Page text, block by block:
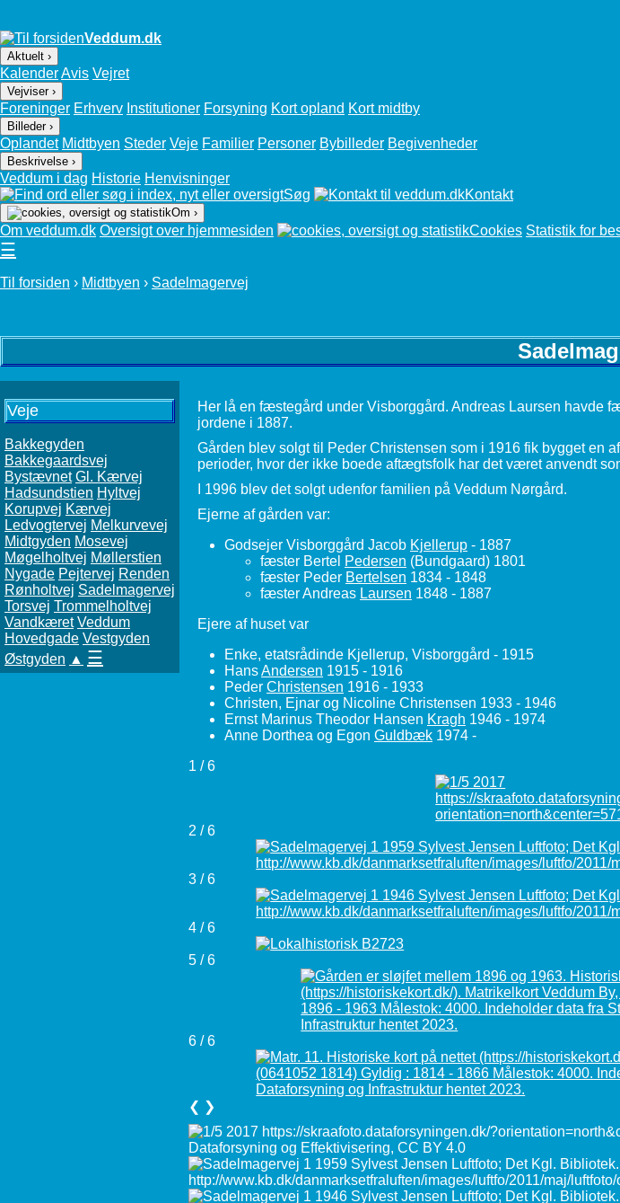
Veddum.dk
Aktuelt ›
KalenderAvis Vejret
Vejviser ›
Foreninger Erhverv Institutioner Forsyning Kort opland Kort midtby
Billeder ›
Oplandet Midtbyen Steder Veje Familier Personer Bybilleder Begivenheder
Beskrivelse ›
Veddum i dag Historie Henvisninger
Søg
Kontakt
Om ›
Om veddum.dk Oversigt over hjemmesiden Cookies Statistik for
☰
Til forsiden › Midtbyen › Sadelmagervej
Veje
Bakkegyden
Bakkegaardsvej
Bystævnet Gl. Kærvej
Hadsundstien Hyltvej
Korupvej Kærvej
Ledvogtervej Melkurvevej
Midtgyden Mosevej
Møgelholtvej Møllerstien
Nygade Pejtervej Renden
Rønholtvej Sadelmagervej
Torsvej Trommelholtvej
Vandkæret Veddum
Hovedgade Vestgyden
Østgyden ▲ ☰
Her lå en fæstegård under Visborggård. Andreas Laursen havde
jordene i 1887.
Gården blev solgt til Peder Christensen som i 1916 fik bygget en
perioder, hvor der ikke boede aftægtsfolk har det været anvendt
I 1996 blev det solgt udenfor familien på Veddum Nørgård.
Ejerne af gården var:
Godsejer Visborggård Jacob Kjellerup - 1887
fæster Bertel Pedersen (Bundgaard) 1801
fæster Peder Bertelsen 1834 - 1848
fæster Andreas Laursen 1848 - 1887
Ejere af huset var
Enke, etatsrådinde Kjellerup, Visborggård - 1915
HansAndersen 1915 - 1916
Peder Christensen 1916 - 1933
Christen, Ejnar og Nicoline Christensen 1933 - 1946
Ernst Marinus Theodor Hansen Kragh 1946 - 1974
Anne Dorthea og Egon Guldbæk 1974 -
1 / 6
2 / 6
3 / 6
4 / 6
5 / 6
6 / 6
❮ ❯